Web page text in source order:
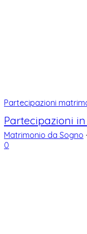
Partecipazioni
Partecipazioni
Matrimonio da Sogno
0